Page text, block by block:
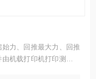
力、回推最大力、回推
机载打印机打印测试结